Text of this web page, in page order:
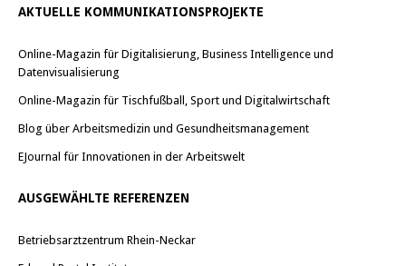
AKTUELLE KOMMUNIKATIONSPROJEKTE
Online-Magazin für Digitalisierung, Business Intelligence und
Datenvisualisierung
Online-Magazin für Tischfußball, Sport und Digitalwirtschaft
Blog über Arbeitsmedizin und Gesundheitsmanagement
EJournal für Innovationen in der Arbeitswelt
AUSGEWÄHLTE REFERENZEN
Betriebsarztzentrum Rhein-Neckar